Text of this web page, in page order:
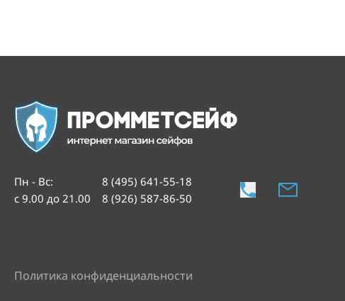
Пн - Вс:
с 9.00 до 21.00
8 (495) 641-55-18
8 (926) 587-86-50
Политика конфиденциальности